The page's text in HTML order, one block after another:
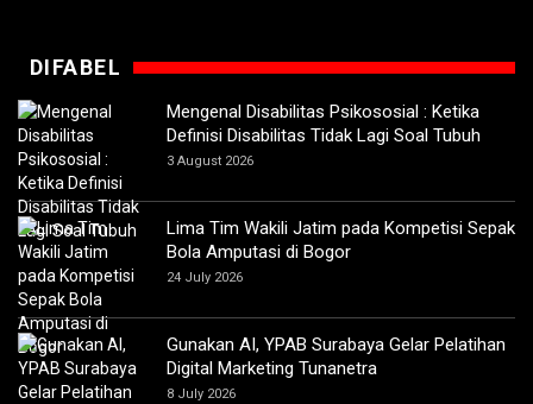
DIFABEL
Mengenal Disabilitas Psikososial : Ketika
Definisi Disabilitas Tidak Lagi Soal Tubuh
3 August 2026
Lima Tim Wakili Jatim pada Kompetisi Sepak
Bola Amputasi di Bogor
24 July 2026
Gunakan AI, YPAB Surabaya Gelar Pelatihan
Digital Marketing Tunanetra
8 July 2026